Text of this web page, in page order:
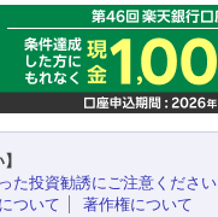
た投資勧誘にご注意ください
ついて
著作権について